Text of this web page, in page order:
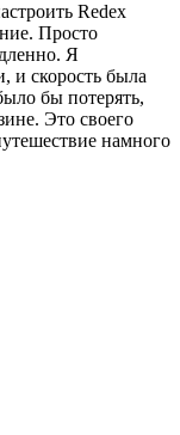
Redex
Просто
Я
и скорость была
бы потерять,
Это своего
намного